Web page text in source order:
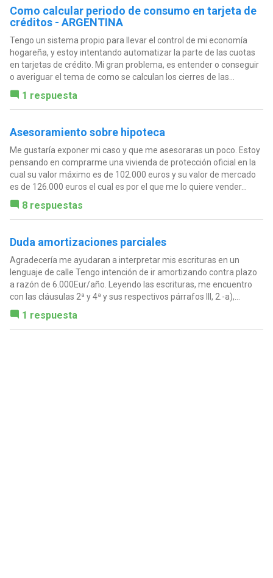
Como calcular periodo de consumo en tarjeta de
créditos - ARGENTINA
Tengo un sistema propio para llevar el control de mi economía
hogareña, y estoy intentando automatizar la parte de las cuotas
en tarjetas de crédito. Mi gran problema, es entender o conseguir
o averiguar el tema de como se calculan los cierres de las...
1 respuesta
Asesoramiento sobre hipoteca
Me gustaría exponer mi caso y que me asesoraras un poco. Estoy
pensando en comprarme una vivienda de protección oficial en la
cual su valor máximo es de 102.000 euros y su valor de mercado
es de 126.000 euros el cual es por el que me lo quiere vender...
8 respuestas
Duda amortizaciones parciales
Agradecería me ayudaran a interpretar mis escrituras en un
lenguaje de calle Tengo intención de ir amortizando contra plazo
a razón de 6.000Eur/año. Leyendo las escrituras, me encuentro
con las cláusulas 2ª y 4ª y sus respectivos párrafos III, 2.-a),...
1 respuesta